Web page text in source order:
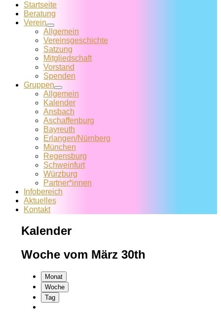
Startseite
Beratung
Verein
Allgemein
Vereins­geschichte
Satzung
Mitglied­schaft
Vorstand
Spenden
Gruppen
Allgemein
Kalender
Ansbach
Aschaffenburg
Bayreuth
Erlangen/Nürnberg
München
Regensburg
Schweinfurt
Würzburg
Partner*innen
Infobereich
Aktuelles
Kontakt
Kalender
Woche vom März 30th
Monat
Woche
Tag